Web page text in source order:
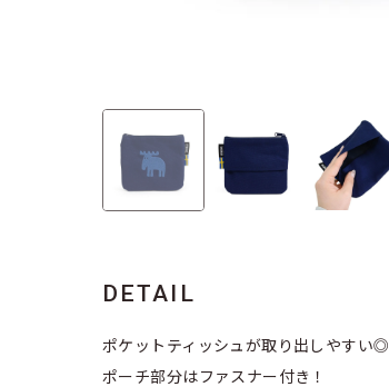
DETAIL
ポケットティッシュが取り出しやすい◎
ポーチ部分はファスナー付き！